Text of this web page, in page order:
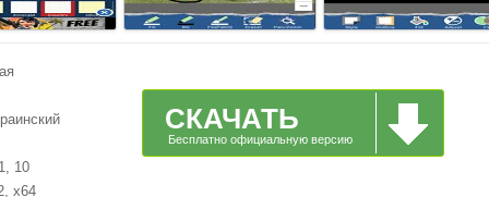
10
x64
СКАЧАТЬ
Бесплатно официальную версию